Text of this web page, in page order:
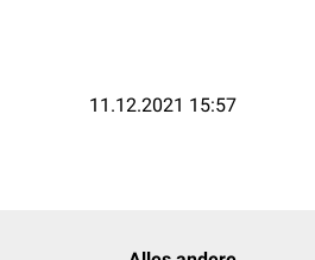
11.12.2021 15:57